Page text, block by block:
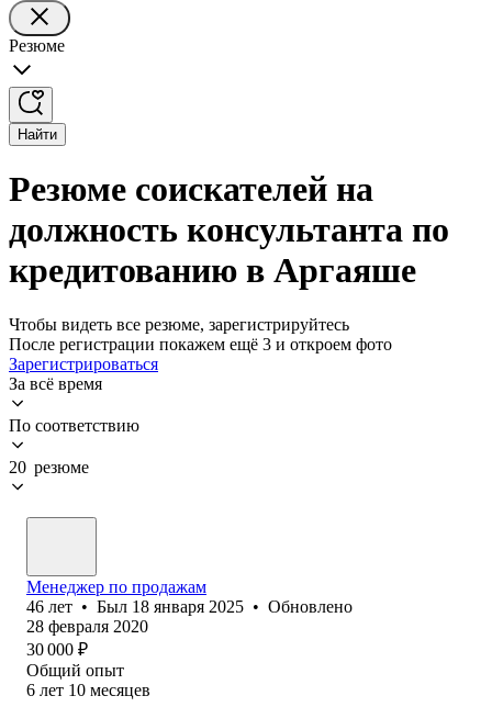
Резюме
Найти
Резюме соискателей на
должность консультанта по
кредитованию в Аргаяше
Чтобы видеть все резюме, зарегистрируйтесь
После регистрации покажем ещё 3 и откроем фото
Зарегистрироваться
За всё время
По соответствию
20 резюме
Менеджер по продажам
46 лет • Был 18 января 2025 • Обновлено
28 февраля 2020
30 000 ₽
Общий опыт
6 лет 10 месяцев